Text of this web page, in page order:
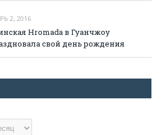
2, 2016
Hromada в Гуанчжоу
свой день рождения